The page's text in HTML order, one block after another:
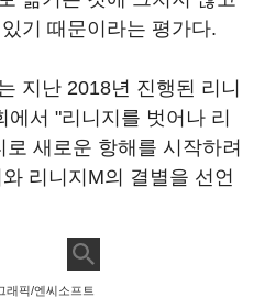
기 때문이라는 평가다.
지난 2018년 진행된 리니
서 "리니지를 벗어나 리
새로운 항해를 시작하려
리니지M의 결별을 선언
래픽/엔씨소프트